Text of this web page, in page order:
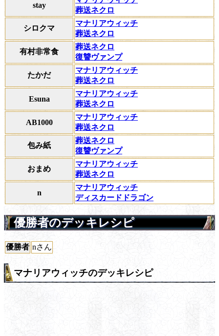
stay
葬送ネクロ
シロクマ
マナリアウィッチ
葬送ネクロ
有村非常食
葬送ネクロ
復讐ヴァンプ
たかだ
マナリアウィッチ
葬送ネクロ
Esuna
マナリアウィッチ
葬送ネクロ
AB1000
マナリアウィッチ
葬送ネクロ
包み紙
葬送ネクロ
復讐ヴァンプ
おまめ
マナリアウィッチ
葬送ネクロ
n
マナリアウィッチ
ディスカードドラゴン
優勝者のデッキレシピ
優勝者 nさん
マナリアウィッチのデッキレシピ